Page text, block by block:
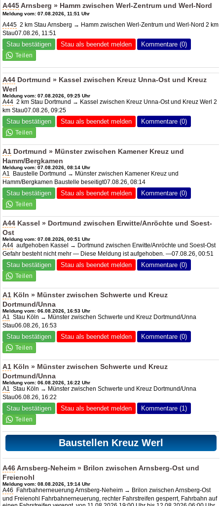
A445Arnsberg » Hamm zwischen Werl-Zentrum und Werl-Nord
Meldung vom: 07.08.2026, 11:51 Uhr
A445 2 km Stau Arnsberg → Hamm zwischen Werl-Zentrum und Werl-Nord 2 km
Stau07.08.26, 11:51
Stau bestätigen Stau als beendet melden Kommentare (0)
A44 Dortmund » Kassel zwischen Kreuz Unna-Ost und Kreuz
Werl
Meldung vom: 07.08.2026, 09:25 Uhr
A44 2 km Stau Dortmund → Kassel zwischen Kreuz Unna-Ost und Kreuz Werl 2
km Stau07.08.26, 09:25
Stau bestätigen Stau als beendet melden Kommentare (0)
A1 Dortmund » Münster zwischen Kamener Kreuz und
Hamm/Bergkamen
Meldung vom: 07.08.2026, 08:14 Uhr
A1
Baustelle Dortmund → Münster zwischen Kamener Kreuz und
Hamm/Bergkamen Baustelle beseitigt07.08.26, 08:14
Stau bestätigen Stau als beendet melden Kommentare (0)
A44 Kassel » Dortmund zwischen Erwitte/Anröchte und Soest-
Ost
Meldung vom: 07.08.2026, 00:51 Uhr
A44 aufgehoben Kassel → Dortmund zwischen Erwitte/Anröchte und Soest-Ost
Gefahr besteht nicht mehr — Diese Meldung ist aufgehoben. —07.08.26, 00:51
Stau bestätigen Stau als beendet melden Kommentare (0)
A1 Köln » Münster zwischen Schwerte und Kreuz
Dortmund/Unna
Meldung vom: 06.08.2026, 16:53 Uhr
A1 Stau Köln → Münster zwischen Schwerte und Kreuz Dortmund/Unna
Stau06.08.26, 16:53
Stau bestätigen Stau als beendet melden Kommentare (0)
A1 Köln » Münster zwischen Schwerte und Kreuz
Dortmund/Unna
Meldung vom: 06.08.2026, 16:22 Uhr
A1 Stau Köln → Münster zwischen Schwerte und Kreuz Dortmund/Unna
Stau06.08.26, 16:22
Stau bestätigen Stau als beendet melden Kommentare (1)
Baustellen Kreuz Werl
A46Arnsberg-Neheim » Brilon zwischen Arnsberg-Ost und
Freienohl
Meldung vom: 08.08.2026, 19:14 Uhr
A46
Fahrbahnerneuerung Arnsberg-Neheim → Brilon zwischen Arnsberg-Ost
und Freienohl Fahrbahnerneuerung, rechter Fahrstreifen gesperrt, Fahrbahn auf